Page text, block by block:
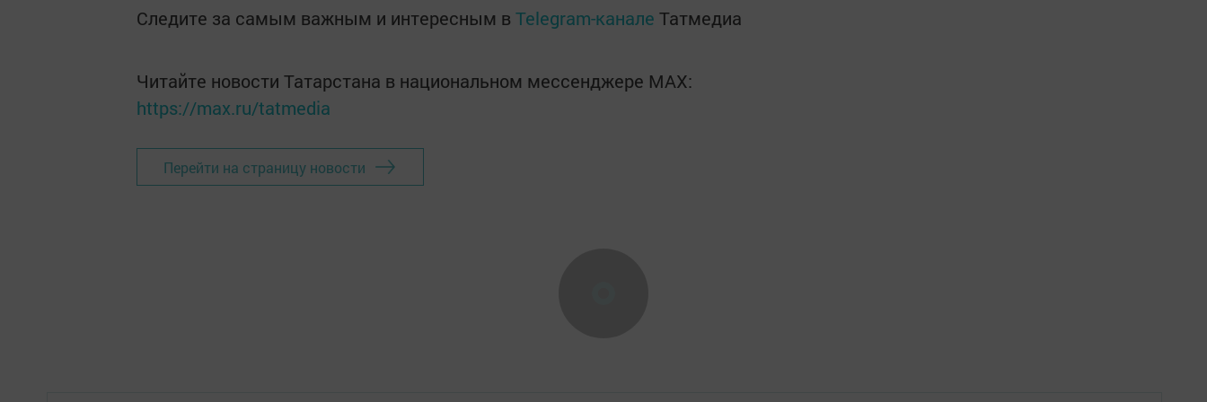
Следите за самым важным и интересным в Telegram-канале Татмедиа
Читайте новости Татарстана в национальном мессенджере MАХ:
https://max.ru/tatmedia
Перейти на страницу новости